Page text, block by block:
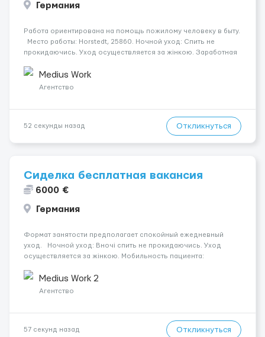
Германия
Работа ориентирована на помощь пожилому человеку в быту.
Место работы: Horstedt, 25860. Ночной уход: Спить не
прокидаючись. Уход осуществляется за жінкою. Заработная
ходунками (ролатор, палиця). Психологическое состояние...
Medius Work
Агентство
52 секунды назад Откликнуться
Сиделка бесплатная вакансия
6000 €
Германия
Формат занятости предполагает спокойный ежедневный
уход. Ночной уход: Вночі спить не прокидаючись. Уход
осуществляется за жінкою. Мобильность пациента:
требования: Пол кандидата: жіноча. Язык общения: німецька
добра. ...
Medius Work 2
Агентство
57 секунд назад Откликнуться